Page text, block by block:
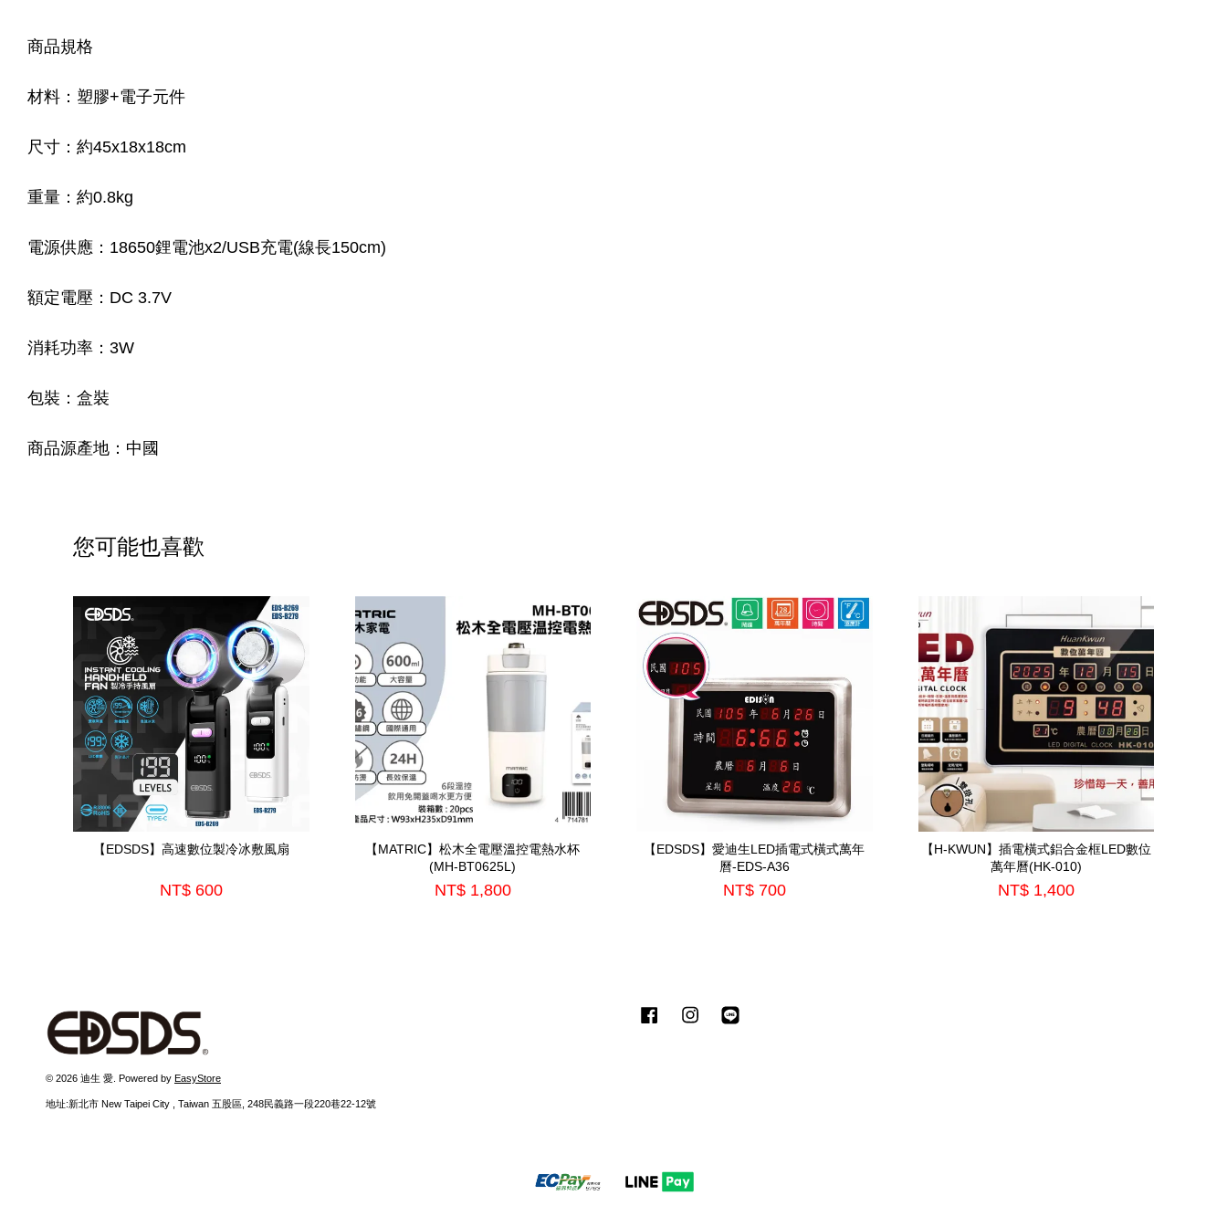
商品規格
材料：塑膠+電子元件
尺寸：約45x18x18cm
重量：約0.8kg
電源供應：18650鋰電池x2/USB充電(線長150cm)
額定電壓：DC 3.7V
消耗功率：3W
包裝：盒裝
商品源產地：中國
您可能也喜歡
【EDSDS】高速數位製冷冰敷風扇
NT$ 600
【MATRIC】松木全電壓溫控電熱水杯
(MH-BT0625L)
NT$ 1,800
【EDSDS】愛迪生LED插電式橫式萬年
曆-EDS-A36
NT$ 700
【H-KWUN】插電橫式鋁合金框LED數位
萬年曆(HK-010)
NT$ 1,400
© 2026 迪生 愛. Powered by EasyStore
地址:新北市 New Taipei City , Taiwan 五股區, 248民義路一段220巷22-12號
Facebook Instagram